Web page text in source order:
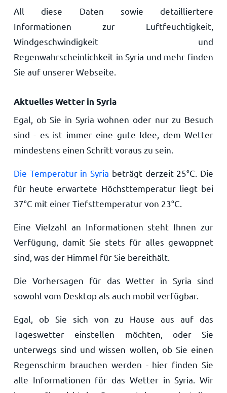
All diese Daten sowie detailliertere
Informationen zur Luftfeuchtigkeit,
Windgeschwindigkeit und
Regenwahrscheinlichkeit in Syria und mehr finden
Sie auf unserer Webseite.
Aktuelles Wetter in Syria
Egal, ob Sie in Syria wohnen oder nur zu Besuch
sind - es ist immer eine gute Idee, dem Wetter
mindestens einen Schritt voraus zu sein.
Die Temperatur in Syria beträgt derzeit 25°C . Die
für heute erwartete Höchsttemperatur liegt bei
37°C mit einer Tiefsttemperatur von 23°C
Eine Vielzahl an Informationen steht Ihnen zur
Verfügung, damit Sie stets für alles gewappnet
sind, was der Himmel für Sie bereithält.
Die Vorhersagen für das Wetter in Syria sind
sowohl vom Desktop als auch mobil verfügbar.
Egal, ob Sie sich von zu Hause aus auf das
Tageswetter einstellen möchten, oder Sie
unterwegs sind und wissen wollen, ob Sie einen
Regenschirm brauchen werden - hier finden Sie
alle Informationen für das Wetter in Syria. Wir